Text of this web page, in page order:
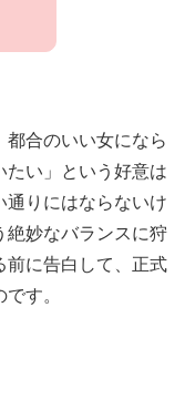
都合のいい女になら
たい」という好意は
通りにはならないけ
絶妙なバランスに狩
前に告白して、正式
す。